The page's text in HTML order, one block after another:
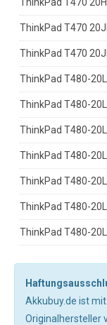
ThinkPad T470
ThinkPad T470
ThinkPad T480-
ThinkPad T480-
ThinkPad T480-
ThinkPad T480-
ThinkPad T480-
ThinkPad T480-
ThinkPad T480-
Akkubuy.de ist
Originalhersteller